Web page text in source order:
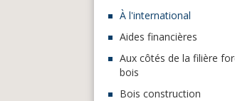
À l'international
Aides financières
Aux côtés de la filière
bois
Bois construction